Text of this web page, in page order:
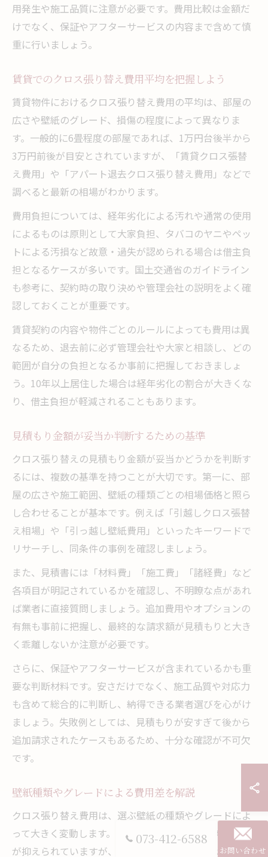
用発生や施工品質に注意が必要です。費用比較は金額だ
けでなく、保証やアフターサービスの内容まで含めて慎
重に行いましょう。
賃貸でのクロス張り替え費用平均を把握しよう
賃貸物件におけるクロス張り替え費用の平均は、部屋の
広さや壁紙のグレード、損傷の程度によって異なりま
す。一般的に6畳程度の部屋であれば、1万円台後半から
3万円前後が目安とされていますが、「賃貸クロス張替
え費用」や「アパート退去クロス張り替え費用」などで
調べると最新の相場がわかります。
費用負担については、経年劣化による汚れや通常の使用
によるものは原則として大家負担、タバコのヤニやペッ
トによる汚損など故意・過失が認められる場合は借主負
担となるケースが多いです。国土交通省のガイドライン
も参考に、契約時の取り決めや管理会社の説明をよく確
認しておくことが重要です。
賃貸契約の内容や物件ごとのルールによっても費用は異
なるため、退去前に必ず管理会社や大家と相談し、どの
範囲が自分の負担となるか事前に把握しておきましょ
う。10年以上居住した場合は経年劣化の割合が大きくな
り、借主負担が軽減されることもあります。
見積もり金額が妥当か判断するための基準
クロス張り替えの見積もり金額が妥当かどうかを判断す
るには、複数の基準を持つことが大切です。第一に、部
屋の広さや施工範囲、壁紙の種類ごとの相場価格と照ら
し合わせることが基本です。例えば「引越しクロス張替
え相場」や「引っ越し壁紙費用」といったキーワードで
リサーチし、同条件の事例を確認しましょう。
また、見積書には「材料費」「施工費」「諸経費」など
各項目が明記されているかを確認し、不明瞭な点があれ
ば業者に直接質問しましょう。追加費用やオプションの
有無も事前に把握し、最終的な請求額が見積もりと大き
く乖離しないか注意が必要です。
さらに、保証やアフターサービスが含まれているかも重
要な判断材料です。安さだけでなく、施工品質や対応力
も含めて総合的に判断し、納得できる業者選びを心がけ
ましょう。失敗例としては、見積もりが安すぎて後から
追加請求されたケースもあるため、十分な確認が不可欠
です。
壁紙種類やグレードによる費用差を解説
クロス張り替え費用は、選ぶ壁紙の種類やグレードによ
って大きく変動します。一般的なビニールクロスは価格
が抑えられていますが、機能性クロスやデザイン性の高
073-412-6588
お問い合わせ